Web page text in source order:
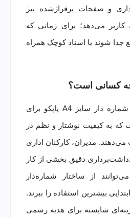
و صفحات پرفراژشده نیز
کاربر می‌دهد؛ برای زمانی که
جدا شوند یا اسناد کوچک همراه
کسانی است؟
دفتر پرایم یک خط شماره دار سایز A4 پاپکو برای
به کیفیت نوشتار و نظم در
مدیران، کارکنان اداری
دقیق بخشی از کار
از ساختار شماره‌دار
بیشترین استفاده را ببرند.
شایسته برای هدیه رسمی